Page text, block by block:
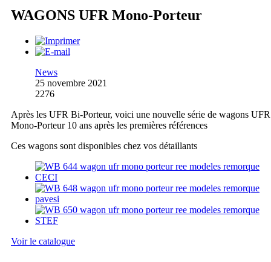
WAGONS UFR Mono-Porteur
News
25 novembre 2021
2276
Après les UFR Bi-Porteur, voici une nouvelle série de wagons UFR
Mono-Porteur 10 ans après les premières références
Ces wagons sont disponibles chez vos détaillants
Voir le catalogue